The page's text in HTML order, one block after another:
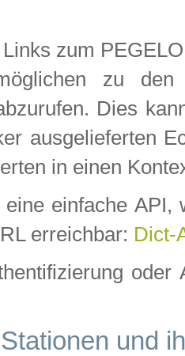
zum
zu den
Dies
ausgelieferten
in einen
einfache API,
erreichbar: Dict-
und